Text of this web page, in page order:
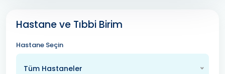
Hastane ve Tıbbi Birim
Hastane Seçin
Tüm Hastaneler